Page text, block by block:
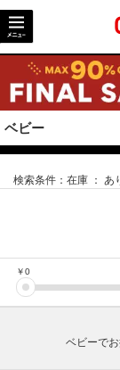
ベビー
検索条件： 在庫 ： あ
￥0
ベビーで